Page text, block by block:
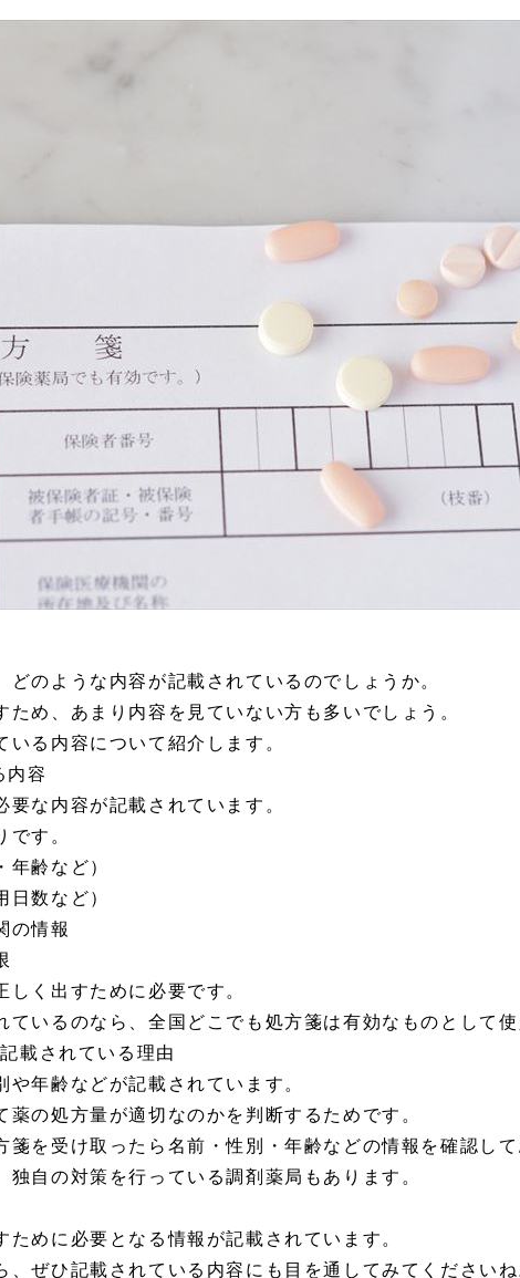
のような内容が記載されているのでしょうか。
め、あまり内容を見ていない方も多いでしょう。
る内容について紹介します。
内容
な内容が記載されています。
す。
齢など）
数など）
の情報
く出すために必要です。
いるのなら、全国どこでも処方箋は有効なものとして使
載されている理由
年齢などが記載されています。
の処方量が適切なのかを判断するためです。
を受け取ったら名前・性別・年齢などの情報を確認して
自の対策を行っている調剤薬局もあります。
めに必要となる情報が記載されています。
ぜひ記載されている内容にも目を通してみてくださいね